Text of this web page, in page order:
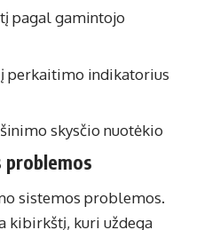
pagal gamintojo
perkaitimo indikatorius
skysčio nuotėkio
problemos
sistemos problemos.
kibirkštį, kuri uždega